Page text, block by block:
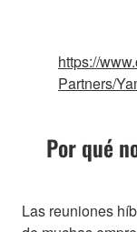
https://
Partners/
Por qué
Las reuniones